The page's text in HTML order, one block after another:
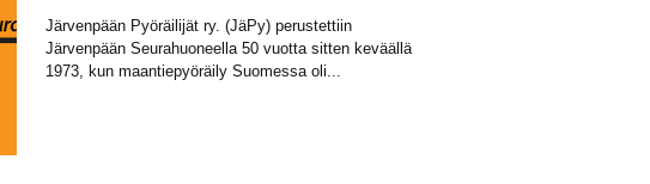
Järvenpään Pyöräilijät ry. (JäPy) perustettiin
Järvenpään Seurahuoneella 50 vuotta sitten keväällä
1973, kun maantiepyöräily Suomessa oli...